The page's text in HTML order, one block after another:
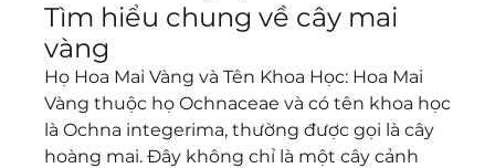
Tìm hiểu chung về cây mai
vàng
Họ Hoa Mai Vàng và Tên Khoa Học: Hoa Mai
Vàng thuộc họ Ochnaceae và có tên khoa học
là Ochna integerima, thường được gọi là cây
hoàng mai. Đây không chỉ là một cây cảnh